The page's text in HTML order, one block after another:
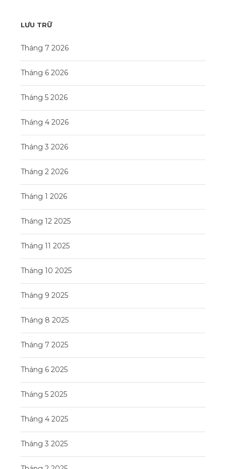
LƯU TRỮ
Tháng 7 2026
Tháng 6 2026
Tháng 5 2026
Tháng 4 2026
Tháng 3 2026
Tháng 2 2026
Tháng 1 2026
Tháng 12 2025
Tháng 11 2025
Tháng 10 2025
Tháng 9 2025
Tháng 8 2025
Tháng 7 2025
Tháng 6 2025
Tháng 5 2025
Tháng 4 2025
Tháng 3 2025